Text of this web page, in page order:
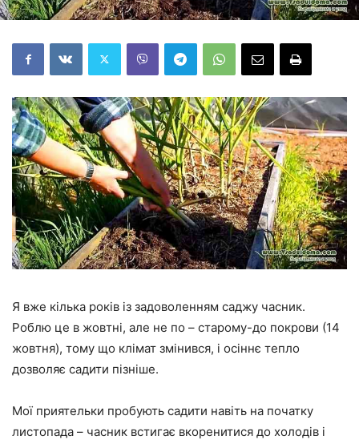
Я вже кілька років із задоволенням саджу часник.
Роблю це в жовтні, але не по – старому-до покрови (14
жовтня), тому що клімат змінився, і осіннє тепло
дозволяє садити пізніше.
Мої приятельки пробують садити навіть на початку
листопада – часник встигає вкоренитися до холодів і